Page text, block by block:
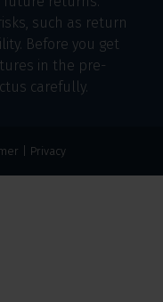
such as return
Before you get
in the pre-
carefully.
Privacy